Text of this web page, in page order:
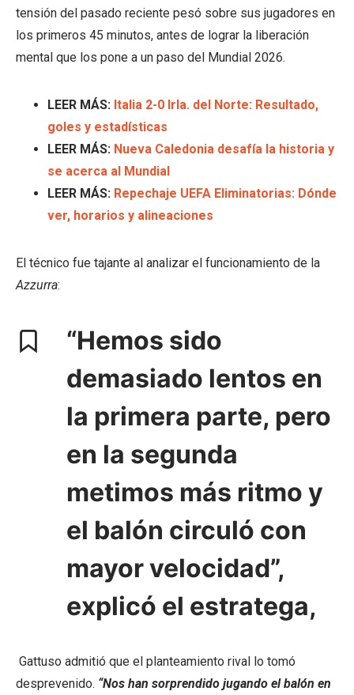
tensión del pasado reciente pesó sobre sus jugadores en
los primeros 45 minutos, antes de lograr la liberación
mental que los pone a un paso del Mundial 2026.
LEER MÁS: Italia 2-0 Irla. del Norte: Resultado,
goles y estadísticas
LEER MÁS: Nueva Caledonia desafía la historia y
se acerca al Mundial
LEER MÁS: Repechaje UEFA Eliminatorias: Dónde
ver, horarios y alineaciones
El técnico fue tajante al analizar el funcionamiento de la
Azzurra:
“Hemos sido
demasiado lentos en
la primera parte, pero
en la segunda
metimos más ritmo y
el balón circuló con
mayor velocidad”,
explicó el estratega,
Gattuso admitió que el planteamiento rival lo tomó
desprevenido. “Nos han sorprendido jugando el balón en